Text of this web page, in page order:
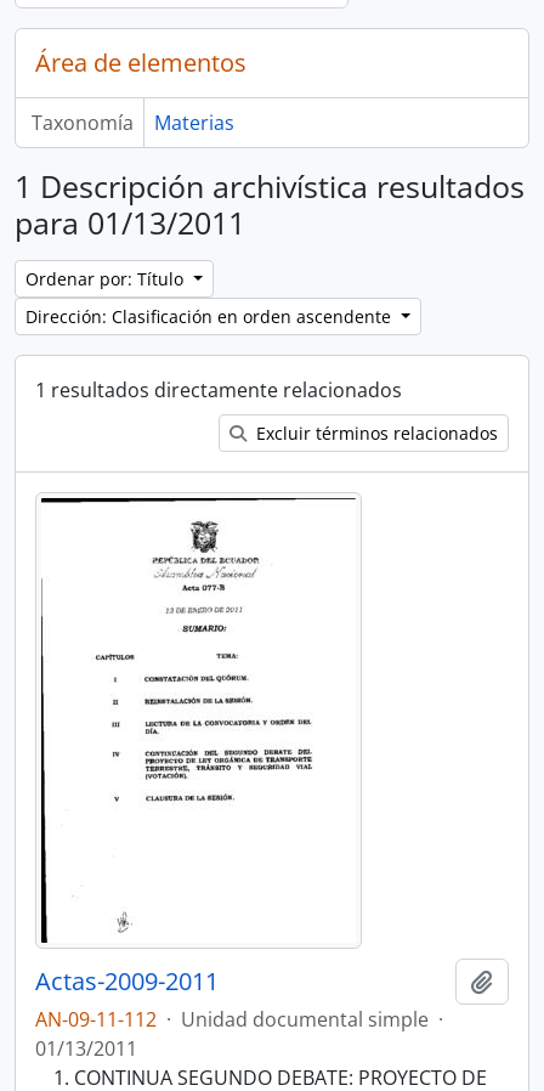
Área de elementos
Taxonomía Materias
1 Descripción archivística resultados
para 01/13/2011
Ordenar por: Título
Dirección: Clasificación en orden ascendente
1 resultados directamente relacionados
Excluir términos relacionados
Actas-2009-2011
AN-09-11-112 · Unidad documental simple ·
01/13/2011
CONTINUA SEGUNDO DEBATE: PROYECTO DE